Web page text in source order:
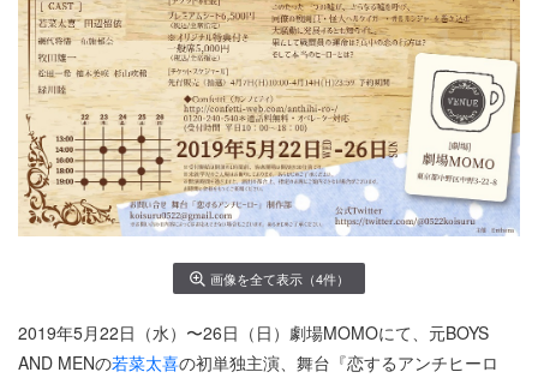
画像を全て表示（4件）
2019年5月22日（水）〜26日（日）劇場MOMOにて、元BOYS
AND MENの若菜太喜の初単独主演、舞台『恋するアンチヒーロ